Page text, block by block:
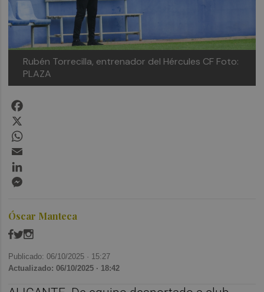
Rubén Torrecilla, entrenador del Hércules CF Foto:
PLAZA
Óscar Manteca
Publicado: 06/10/2025 · 15:27
Actualizado: 06/10/2025 · 18:42